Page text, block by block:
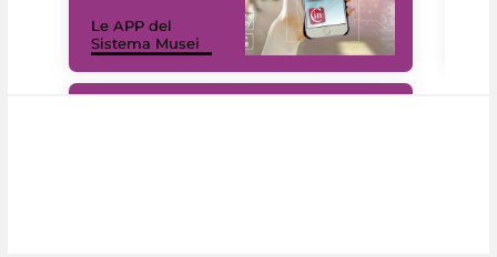
Le APP del
Sistema Musei